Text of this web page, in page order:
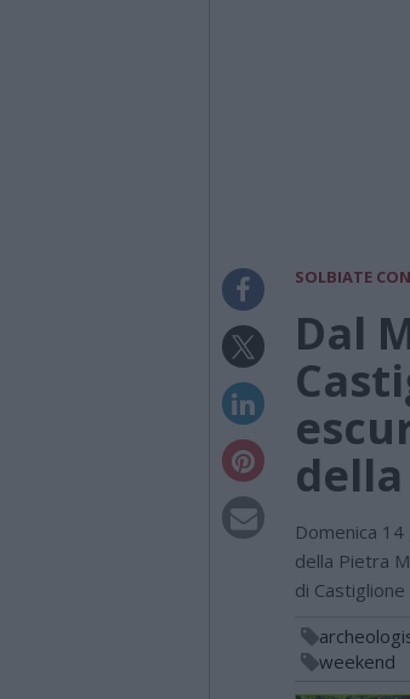
SOLBIATE
Dal
Domenica
della Pietra
di Castiglione
weekend